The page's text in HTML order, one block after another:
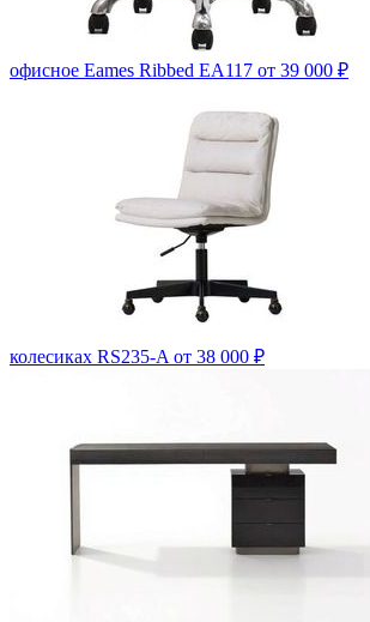
офисное Eames Ribbed EA117 от 39 000 ₽
колесиках RS235-A от 38 000 ₽